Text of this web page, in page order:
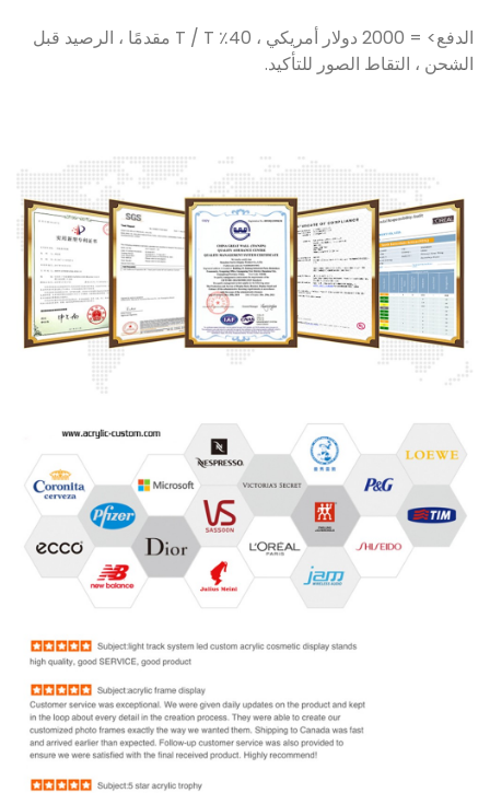
الدفع> = 2000 دولار أمريكي ، 40٪ T / T مقدمًا ، الرصيد قبل
الشحن ، التقاط الصور للتأكيد.